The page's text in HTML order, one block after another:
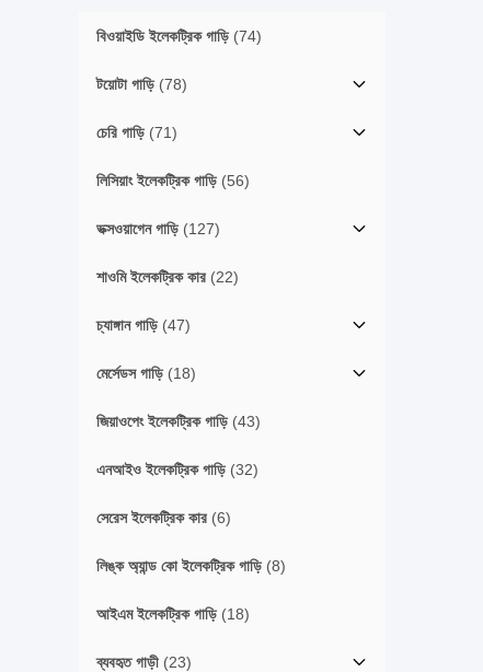
বিওয়াইডি ইলেকট্রিক গাড়ি (74)
টয়োটা গাড়ি (78)
চেরি গাড়ি (71)
লিসিয়াং ইলেকট্রিক গাড়ি (56)
ভক্সওয়াগেন গাড়ি (127)
শাওমি ইলেকট্রিক কার (22)
চ্যাঙ্গান গাড়ি (47)
মের্সেডস গাড়ি (18)
জিয়াওপেং ইলেকট্রিক গাড়ি (43)
এনআইও ইলেকট্রিক গাড়ি (32)
সেরেস ইলেকট্রিক কার (6)
লিঙ্ক অ্যান্ড কো ইলেকট্রিক গাড়ি (8)
আইএম ইলেকট্রিক গাড়ি (18)
ব্যবহৃত গাড়ী (23)